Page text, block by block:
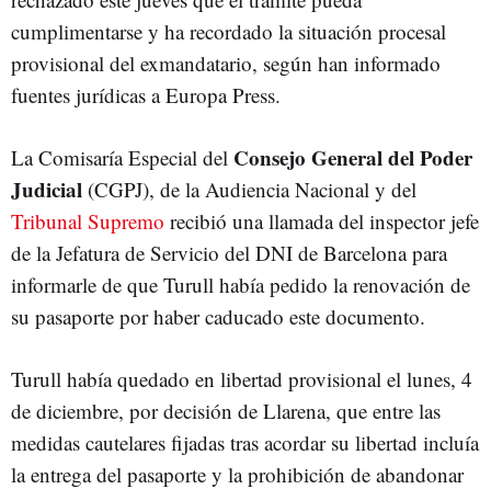
cumplimentarse y ha recordado la situación procesal
provisional del exmandatario, según han informado
fuentes jurídicas a Europa Press.
La Comisaría Especial del Consejo General del Poder
Judicial (CGPJ), de la Audiencia Nacional y del
Tribunal Supremo recibió una llamada del inspector jefe
de la Jefatura de Servicio del DNI de Barcelona para
informarle de que Turull había pedido la renovación de
su pasaporte por haber caducado este documento.
Turull había quedado en libertad provisional el lunes, 4
de diciembre, por decisión de Llarena, que entre las
medidas cautelares fijadas tras acordar su libertad incluía
la entrega del pasaporte y la prohibición de abandonar